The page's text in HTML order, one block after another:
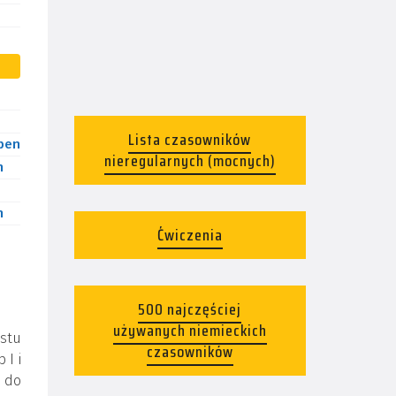
I i
do
Lista czasowników
nieregularnych (mocnych)
Ćwiczenia
500 najczęściej
używanych niemieckich
czasowników